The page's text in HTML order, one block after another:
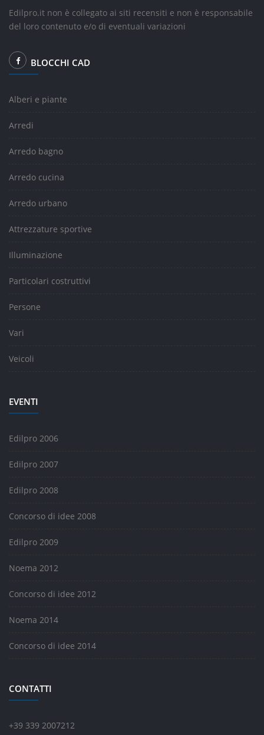
Edilpro.it non è collegato ai siti recensiti e non è responsabile
del loro contenuto e/o di eventuali variazioni
BLOCCHI CAD
Alberi e piante
Arredi
Arredo bagno
Arredo cucina
Arredo urbano
Attrezzature sportive
Illuminazione
Particolari costruttivi
Persone
Vari
Veicoli
EVENTI
Edilpro 2006
Edilpro 2007
Edilpro 2008
Concorso di idee 2008
Edilpro 2009
Noema 2012
Concorso di idee 2012
Noema 2014
Concorso di idee 2014
CONTATTI
+39 339 2007212